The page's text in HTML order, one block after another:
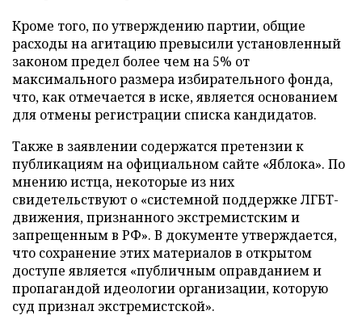
Кроме того, по утверждению партии, общие
расходы на агитацию превысили установленный
законом предел более чем на 5% от
максимального размера избирательного фонда,
что, как отмечается в иске, является основанием
для отмены регистрации списка кандидатов.
Также в заявлении содержатся претензии к
публикациям на официальном сайте «Яблока». По
мнению истца, некоторые из них
свидетельствуют о «системной поддержке ЛГБТ-
движения, признанного экстремистским и
запрещенным в РФ». В документе утверждается,
что сохранение этих материалов в открытом
доступе является «публичным оправданием и
пропагандой идеологии организации, которую
суд признал экстремистской».